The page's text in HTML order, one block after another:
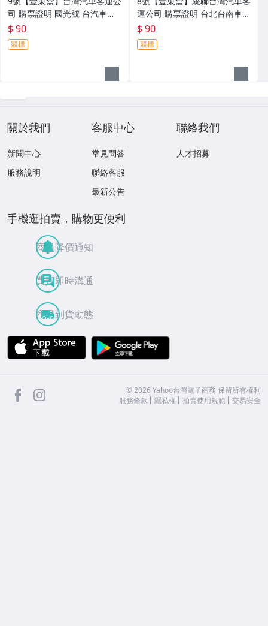
司 購票證明 國光號 台汽車票
等 共3張
$ 90
競標
運公司 購票證明 台北台南車票
等 共3張
$ 90
競標
關於我們
新聞中心
服務說明
客服中心
常見問答
聯絡客服
最新公告
聯絡我們
人才招募
手機逛拍賣，購物更便利
商品降價通知
買賣即時溝通
商品到貨動態
APP Store
facebook ©2026 Yahoo台灣電子商務 保留所有權利
服務條款
隱私權 拍賣使用規範 交易安全